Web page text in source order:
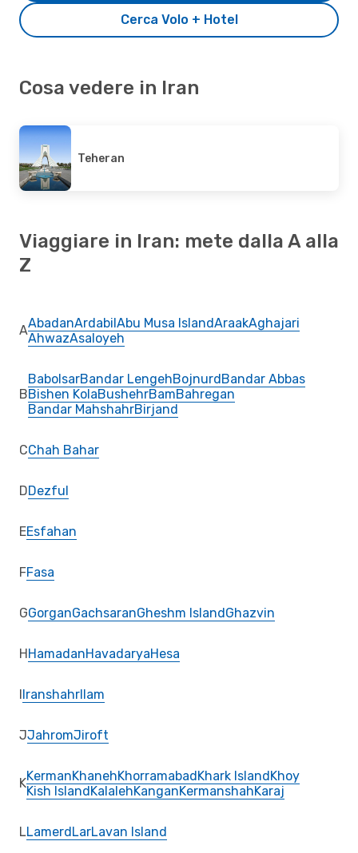
Cerca Volo + Hotel
Cosa vedere in Iran
Teheran
Viaggiare in Iran: mete dalla A alla
Z
AAbadanArdabilAbu Musa IslandAraakAghajari
AhwazAsaloyeh
B
BabolsarBandar LengehBojnurdBandar Abbas
Bishen KolaBushehrBamBahregan
Bandar MahshahrBirjand
CChah Bahar
DDezful
EEsfahan
FFasa
GGorganGachsaranGheshm IslandGhazvin
HHamadanHavadaryaHesa
IIranshahrIlam
JJahromJiroft
KKermanKhanehKhorramabadKhark IslandKhoy
Kish IslandKalalehKanganKermanshahKaraj
LLamerdLarLavan Island